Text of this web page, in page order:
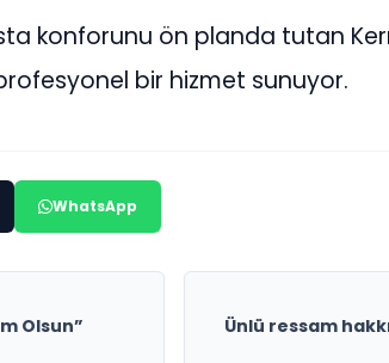
konforunu ön planda tutan
bir hizmet sunuyor.
WhatsApp
Olsun”
Ünlü ressam